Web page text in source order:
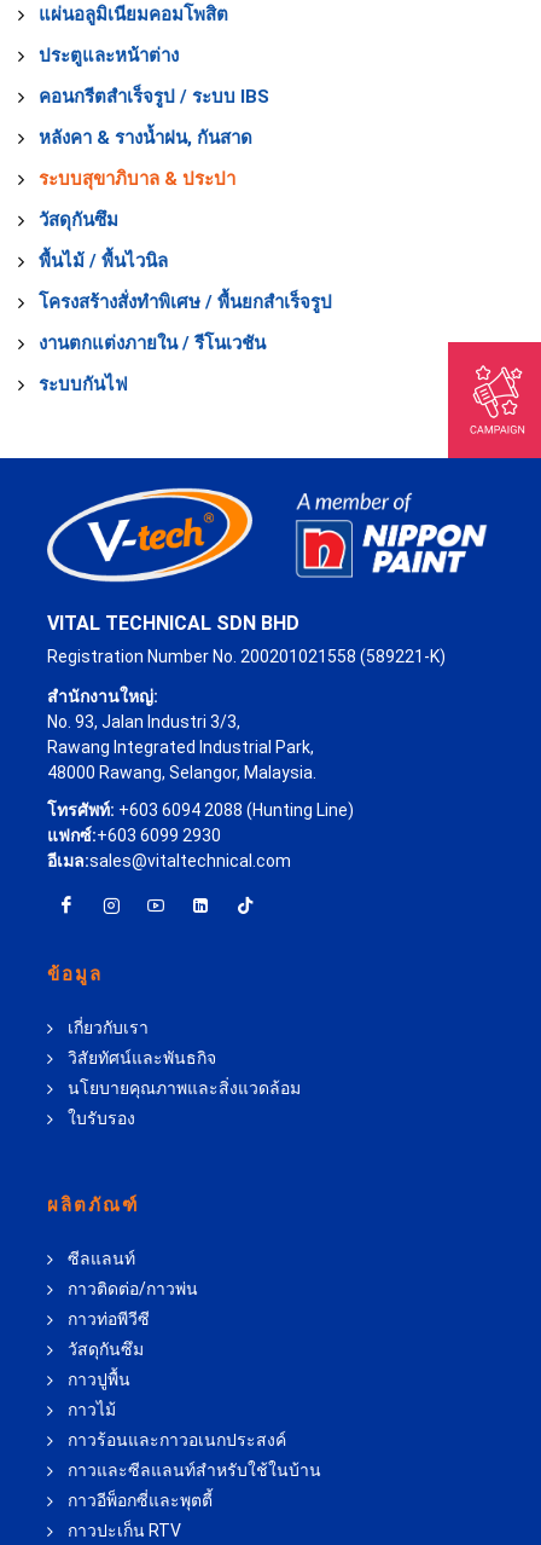
แผ่นอลูมิเนียมคอมโพสิต
ประตูและหน้าต่าง
คอนกรีตสำเร็จรูป / ระบบ IBS
หลังคา & รางน้ำฝน, กันสาด
ระบบสุขาภิบาล & ประปา
วัสดุกันซึม
พื้นไม้ / พื้นไวนิล
โครงสร้างสั่งทำพิเศษ / พื้นยกสำเร็จรูป
งานตกแต่งภายใน / รีโนเวชัน
ระบบกันไฟ
VITAL TECHNICAL SDN BHD
Registration Number No. 200201021558 (589221-K)
สำนักงานใหญ่:
No. 93, Jalan Industri 3/3,
Rawang Integrated Industrial Park,
48000 Rawang, Selangor, Malaysia.
โทรศัพท์: +603 6094 2088 (Hunting Line)
แฟกซ์:+603 6099 2930
อีเมล:sales@vitaltechnical.com
ข้อมูล
เกี่ยวกับเรา
วิสัยทัศน์และพันธกิจ
นโยบายคุณภาพและสิ่งแวดล้อม
ใบรับรอง
ผลิตภัณฑ์
ซีลแลนท์
กาวติดต่อ/กาวพ่น
กาวท่อพีวีซี
วัสดุกันซึม
กาวปูพื้น
กาวไม้
กาวร้อนและกาวอเนกประสงค์
กาวและซีลแลนท์สำหรับใช้ในบ้าน
กาวอีพ็อกซี่และพุตตี้
กาวปะเก็น RTV